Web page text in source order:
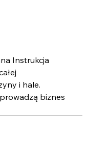
Instrukcja
i hale.
biznes